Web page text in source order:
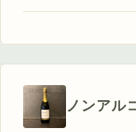
ノンアル